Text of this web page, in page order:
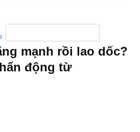
mạnh rồi lao dốc?
động từ